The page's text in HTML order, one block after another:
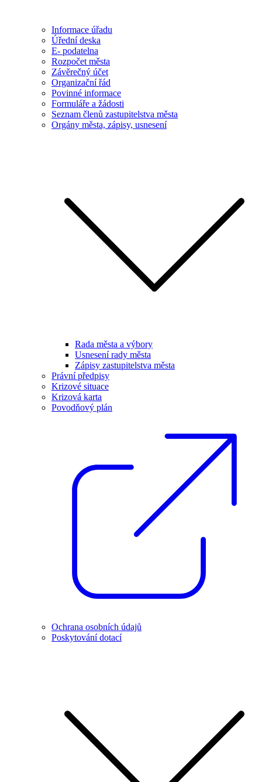
Informace úřadu
Úřední deska
E- podatelna
Rozpočet města
Závěrečný účet
Organizační řád
Povinné informace
Formuláře a žádosti
Seznam členů zastupitelstva města
Orgány města, zápisy, usnesení
Rada města a výbory
Usnesení rady města
Zápisy zastupitelstva města
Právní předpisy
Krizové situace
Krizová karta
Povodňový plán
Ochrana osobních údajů
Poskytování dotací